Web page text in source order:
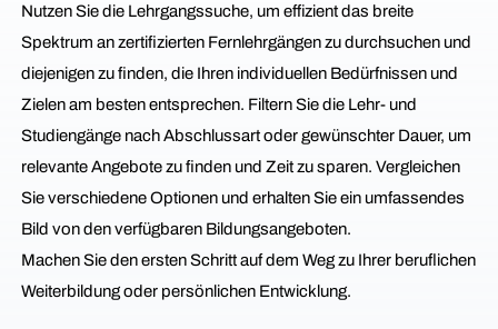
Nutzen Sie die Lehrgangssuche, um effizient das breite
Spektrum an zertifizierten Fernlehrgängen zu durchsuchen und
diejenigen zu finden, die Ihren individuellen Bedürfnissen und
Zielen am besten entsprechen. Filtern Sie die Lehr- und
Studiengänge nach Abschlussart oder gewünschter Dauer, um
relevante Angebote zu finden und Zeit zu sparen. Vergleichen
Sie verschiedene Optionen und erhalten Sie ein umfassendes
Bild von den verfügbaren Bildungsangeboten.
Machen Sie den ersten Schritt auf dem Weg zu Ihrer beruflichen
Weiterbildung oder persönlichen Entwicklung.